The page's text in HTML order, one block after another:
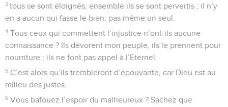
3 tous se sont éloignés, ensemble ils se sont pervertis ; il n’y
en a aucun qui fasse le bien, pas même un seul.
4 Tous ceux qui commettent l’injustice n’ont-ils aucune
connaissance ? Ils dévorent mon peuple, ils le prennent pour
nourriture ; ils ne font pas appel à l’Eternel.
5 C’est alors qu’ils trembleront d’épouvante, car Dieu est au
milieu des justes.
6 Vous bafouez l’espoir du malheureux ? Sachez que